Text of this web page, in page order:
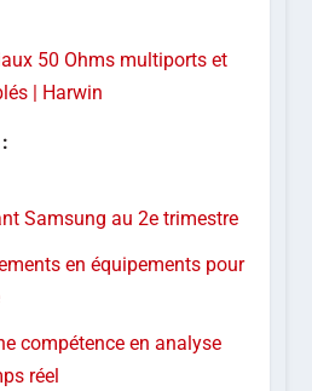
50 Ohms multiports et
| Harwin
Samsung au 2e trimestre
en équipements pour
compétence en analyse
réel